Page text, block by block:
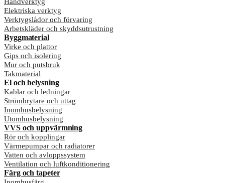
Elektriska verktyg
Verktygslådor och förvaring
Arbetskläder och skyddsutrustning
Byggmaterial
Virke och plattor
Gips och isolering
Mur och putsbruk
Takmaterial
El och belysning
Kablar och ledningar
Strömbrytare och uttag
Inomhusbelysning
Utomhusbelysning
VVS och uppvärmning
Rör och kopplingar
Värmepumpar och radiatorer
Vatten och avloppssystem
Ventilation och luftkonditionering
Färg och tapeter